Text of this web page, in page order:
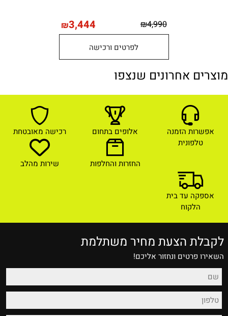
₪4,990
₪3,444
לפרטים ורכישה
מוצרים אחרונים שנצפו
אפשרות הזמנה
טלפונית
אלופים בתחום רכישה מאובטחת
החזרות והחלפות שירות מהלב
אספקה עד בית
הלקוח
לקבלת הצעת מחיר משתלמת
השאירו פרטים ונחזור אליכם!